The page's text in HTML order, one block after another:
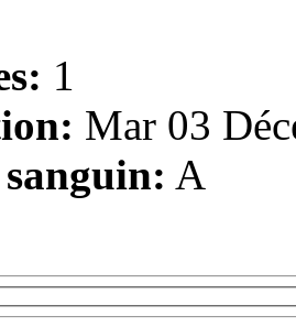
1
Mar 03
A